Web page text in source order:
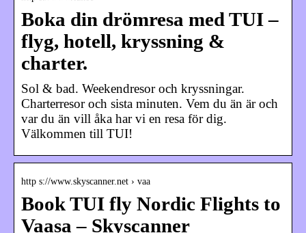
Boka din drömresa med TUI –
flyg, hotell, kryssning &
charter.
Sol & bad. Weekendresor och kryssningar.
Charterresor och sista minuten. Vem du än är och
var du än vill åka har vi en resa för dig.
Välkommen till TUI!
http s://www.skyscanner.net › vaa
Book TUI fly Nordic Flights to
Vaasa – Skyscanner